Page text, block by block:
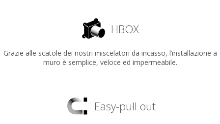
HBOX
Grazie alle scatole dei nostri miscelatori da incasso, l’installazione a
muro è semplice, veloce ed impermeabile.
Easy-pull out